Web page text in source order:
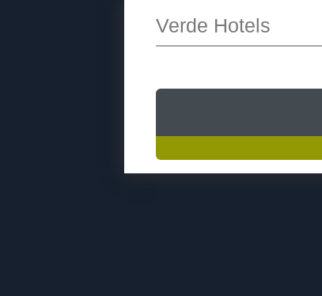
Verde Hotels